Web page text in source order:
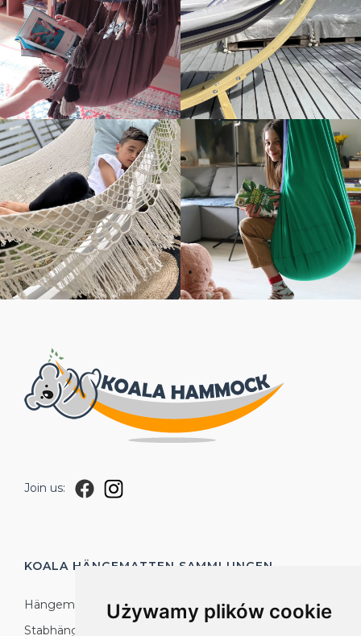
Używamy plików cookie
Join us:
KOALA HÄNGEMATTEN SAMMLUNGEN
Hängematte KOALA
Stabhängematte KOALA